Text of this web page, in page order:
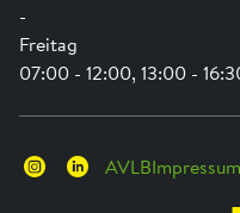
-
Freitag
07:00 - 12:00, 13:00 -
AVLBImpressum